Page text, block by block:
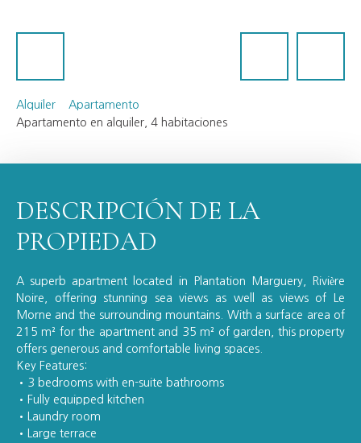
Alquiler
Apartamento
Apartamento en alquiler, 4 habitaciones
DESCRIPCIÓN DE LA
PROPIEDAD
A superb apartment located in Plantation Marguery, Rivière
Noire, offering stunning sea views as well as views of Le
Morne and the surrounding mountains. With a surface area of
215 m² for the apartment and 35 m² of garden, this property
offers generous and comfortable living spaces.
Key Features:
3 bedrooms with en-suite bathrooms
Fully equipped kitchen
Laundry room
Large terrace